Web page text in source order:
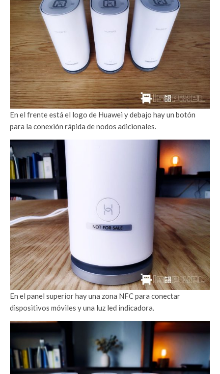
En el frente está el logo de Huawei y debajo hay un botón
para la conexión rápida de nodos adicionales.
En el panel superior hay una zona NFC para conectar
dispositivos móviles y una luz led indicadora.